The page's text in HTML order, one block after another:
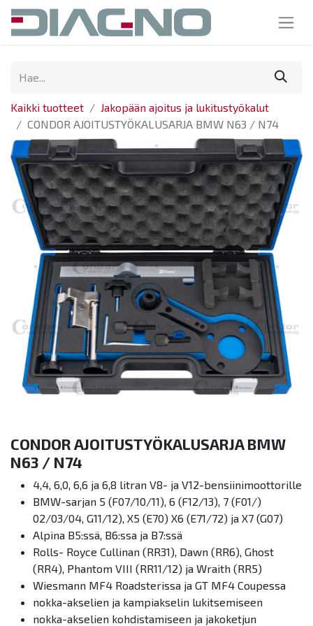
Kaikki tuotteet
Jakopään ajoitus ja lukitustyökalut
CONDOR AJOITUSTYÖKALUSARJA BMW N63 / N74
CONDOR AJOITUSTYÖKALUSARJA BMW
N63 / N74
4,4, 6,0, 6,6 ja 6,8 litran V8- ja V12-bensiinimoottorille
BMW-sarjan 5 (F07/10/11), 6 (F12/13), 7 (F01/)
02/03/04, G11/12), X5 (E70) X6 (E71/72) ja X7 (G07)
Alpina B5:ssä, B6:ssa ja B7:ssä
Rolls- Royce Cullinan (RR31), Dawn (RR6), Ghost
(RR4), Phantom VIII (RR11/12) ja Wraith (RR5)
Wiesmann MF4 Roadsterissa ja GT MF4 Coupessa
nokka-akselien ja kampiakselin lukitsemiseen
nokka-akselien kohdistamiseen ja jakoketjun